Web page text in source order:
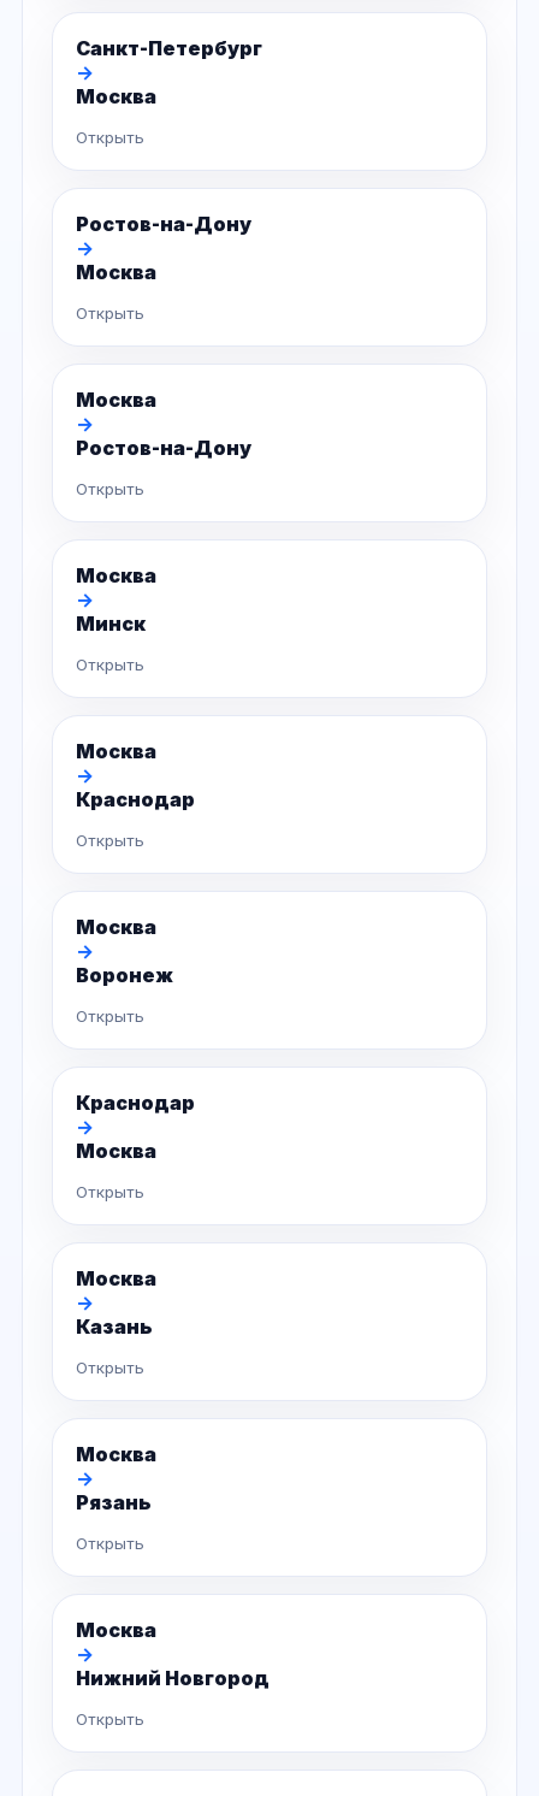
Санкт-Петербург
→
Москва
Открыть
Ростов-на-Дону
→
Москва
Открыть
Москва
→
Ростов-на-Дону
Открыть
Москва
→
Минск
Открыть
Москва
→
Краснодар
Открыть
Москва
→
Воронеж
Открыть
Краснодар
→
Москва
Открыть
Москва
→
Казань
Открыть
Москва
→
Рязань
Открыть
Москва
→
Нижний Новгород
Открыть